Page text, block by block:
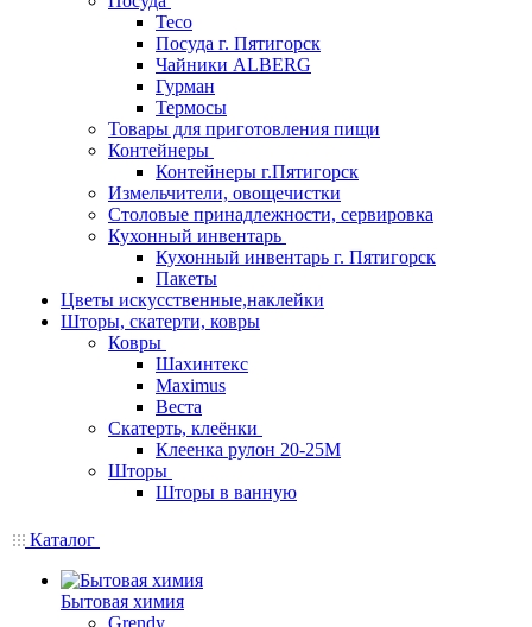
Teco
Посуда г. Пятигорск
Чайники ALBERG
Гурман
Термосы
Товары для приготовления пищи
Контейнеры
Контейнеры г.Пятигорск
Измельчители, овощечистки
Столовые принадлежности, сервировка
Кухонный инвентарь
Кухонный инвентарь г. Пятигорск
Пакеты
Цветы искусственные,наклейки
Шторы, скатерти, ковры
Ковры
Шахинтекс
Maximus
Веста
Скатерть, клеёнки
Клеенка рулон 20-25М
Шторы
Шторы в ванную
Каталог
Бытовая химия
Grendy